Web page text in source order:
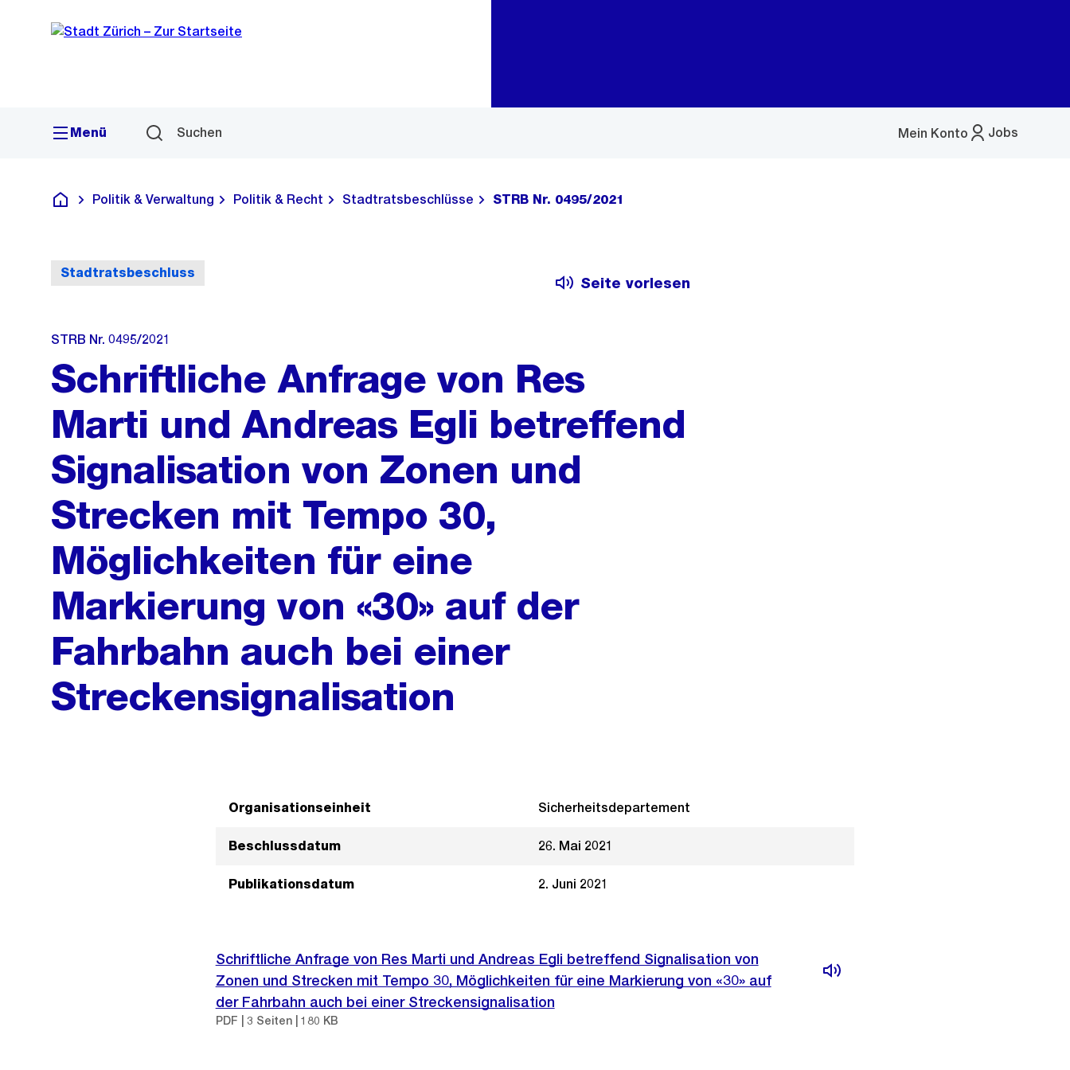
Navigation
Sprunglink
Menü Suchen Jobs
Mein Konto
Menü
Deutsch
Politik & Verwaltung Politik & Recht Stadtratsbeschlüsse STRB Nr. 0495/2021
Stadtratsbeschluss
Seite vorlesen
STRB Nr. 0495/2021
Schriftliche Anfrage von Res
Marti und Andreas Egli betreffend
Signalisation von Zonen und
Strecken mit Tempo 30,
Möglichkeiten für eine
Markierung von «30» auf der
Fahrbahn auch bei einer
Streckensignalisation
Organisationseinheit Sicherheitsdepartement
Beschlussdatum 26. Mai 2021
Publikationsdatum 2. Juni 2021
Schriftliche Anfrage von Res Marti und Andreas Egli betreffend Signalisation von
Zonen und Strecken mit Tempo 30, Möglichkeiten für eine Markierung von «30» auf
der Fahrbahn auch bei einer Streckensignalisation
PDF | 3 Seiten | 180 KB